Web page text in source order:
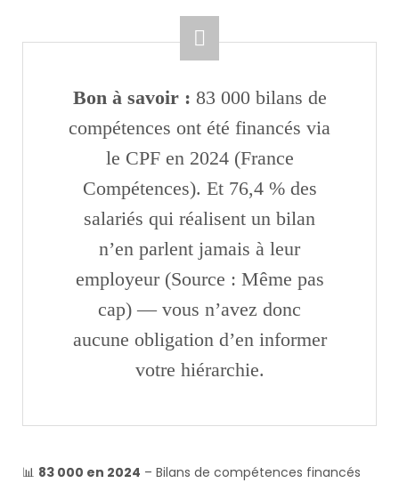
Bon à savoir : 83 000 bilans de
compétences ont été financés via
le CPF en 2024 (France
Compétences). Et 76,4 % des
salariés qui réalisent un bilan
n’en parlent jamais à leur
employeur (Source : Même pas
cap) — vous n’avez donc
aucune obligation d’en informer
votre hiérarchie.
📊 83 000 en 2024 – Bilans de compétences financés